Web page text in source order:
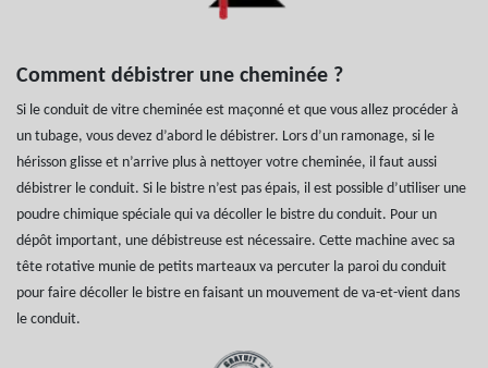
Comment débistrer une cheminée ?
Si le conduit de vitre cheminée est maçonné et que vous allez procéder à
un tubage, vous devez d’abord le débistrer. Lors d’un ramonage, si le
hérisson glisse et n’arrive plus à nettoyer votre cheminée, il faut aussi
débistrer le conduit. Si le bistre n’est pas épais, il est possible d’utiliser une
poudre chimique spéciale qui va décoller le bistre du conduit. Pour un
dépôt important, une débistreuse est nécessaire. Cette machine avec sa
tête rotative munie de petits marteaux va percuter la paroi du conduit
pour faire décoller le bistre en faisant un mouvement de va-et-vient dans
le conduit.